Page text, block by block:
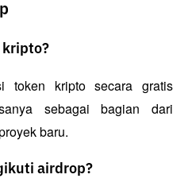
kripto?
token kripto secara gratis
sebagai bagian dari
baru.
airdrop?